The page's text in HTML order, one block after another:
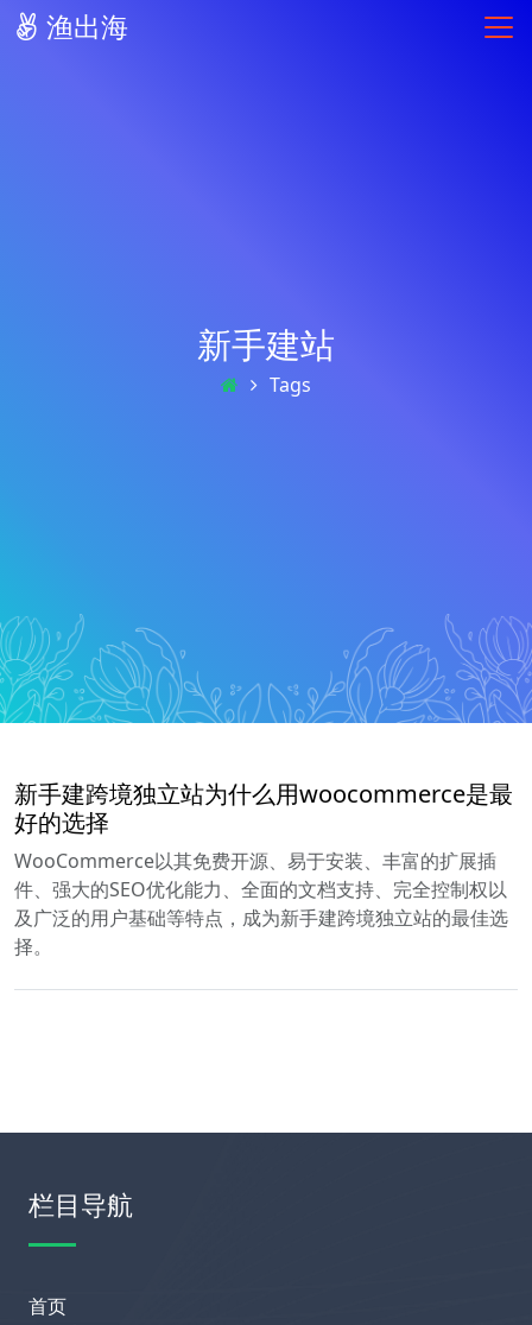
渔出海
新手建站
Tags
新手建跨境独立站为什么用woocommerce是最
好的选择
WooCommerce以其免费开源、易于安装、丰富的扩展插
件、强大的SEO优化能力、全面的文档支持、完全控制权以
及广泛的用户基础等特点，成为新手建跨境独立站的最佳选
择。
栏目导航
首页